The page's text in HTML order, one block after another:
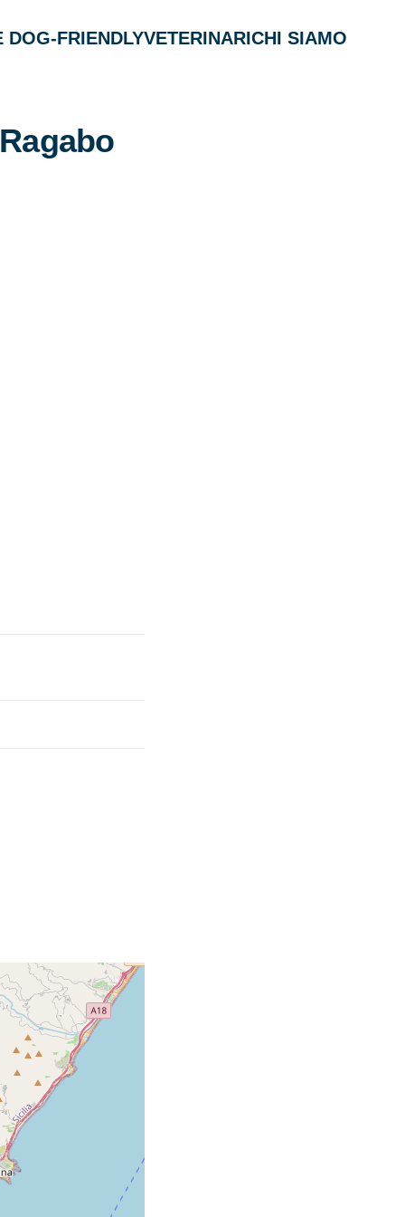
DOG-FRIENDLYVETERINARICHI SIAMO